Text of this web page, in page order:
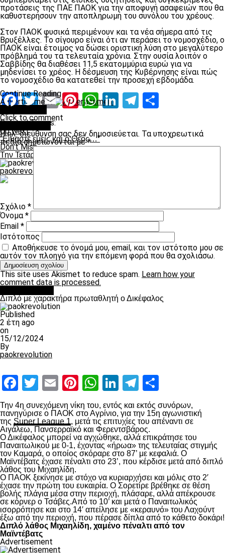
προτάσεις της ΠΑΕ ΠΑΟΚ για την αποφυγή ασαφειών που θα
καθυστερήσουν την αποπληρωμή του συνόλου του χρέους.
Στον ΠΑΟΚ φυσικά περιμένουν και τα νέα σήμερα από τις
Βρυξέλλες. Το σίγουρο είναι ότι αν περάσει το νομοσχέδιο, ο
ΠΑΟΚ είναι έτοιμος να δώσει οριστική λύση στο μεγαλύτερο
πρόβλημά του τα τελευταία χρόνια. Στην ουσία λοιπόν ο
Σαββίδης θα διαθέσει 11,5 εκατομμύρια ευρώ για να
μηδενίσει το χρέος. Η δέσμευση της Κυβέρνησης είναι πώς
το νομοσχέδιο θα κατατεθεί την προσεχή εβδομάδα.
Facebook
Twitter
EmailPinterest
WhatsApp
LinkedIn
Telegram
Related Topics:
Up Next
“Είμαστε εμείς και ο Θεός…”
Don't Miss
Την Τετάρτη εκδικάζεται η έφεση
paokrevolution
Continue Reading
Advertisement
You may like
Click to comment
Η ηλ. διεύθυνση σας δεν δημοσιεύεται. Τα υποχρεωτικά
πεδία σημειώνονται με*
Σχόλιο *
Όνομα*
Email *
Ιστότοπος
Αποθήκευσε το όνομά μου, email, και τον ιστότοπο μου σε
αυτόν τον πλοηγό για την επόμενη φορά που θα σχολιάσω.
This site uses Akismet to reduce spam. Learn how your
comment data is processed.
Διπλό με χαρακτήρα πρωταθλητή ο Δικέφαλος
Published
2 έτη ago
on
15/12/2024
By
paokrevolution
Facebook
Twitter
EmailPinterest
WhatsApp
LinkedIn
Telegram
Την 4η συνεχόμενη νίκη του, εντός και εκτός συνόρων,
πανηγύρισε ο ΠΑΟΚ στο Αγρίνιο, για την 15η αγωνιστική
της Super League 1, μετά τις επιτυχίες του απέναντι σε
Αιγάλεω, Πανσερραϊκό και Φερεντσβάρος.
Ο Δικέφαλος μπορεί να αγχώθηκε, αλλά επικράτησε του
Παναιτωλικού με 0-1, έχοντας «ήρωα» της τελευταίας στιγμής
τον Καμαρά, ο οποίος σκόραρε στο 87’ με κεφαλιά. Ο
Μαϊντέβατς έχασε πέναλτι στο 23’, που κέρδισε μετά από διπλό
λάθος του Μιχαηλίδη.
Ο ΠΑΟΚ ξεκίνησε με στόχο να κυριαρχήσει και μόλις στο 2′
έχασε την πρώτη του ευκαιρία. Ο Σορετίρε βρέθηκε σε θέση
βολής πλάγια μέσα στην περιοχή, πλάσαρε, αλλά απέκρουσε
σε κόρνερ ο Τσάβες.Από το 10’ και μετά ο Παναιτωλικός
ισορρόπησε και στο 14′ απείλησε με «κεραυνό» του Λαχούντ
έξω από την περιοχή, που πέρασε δίπλα από το κάθετο δοκάρι!
Διπλό λάθος Μιχαηλίδη, χαμένο πέναλτι από τον
Μαϊντέβατς
Advertisement